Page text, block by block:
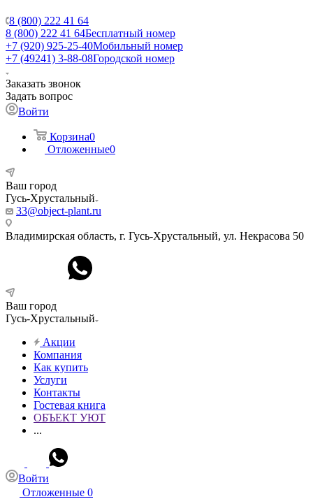
8 (800) 222 41 64
8 (800) 222 41 64Бесплатный номер
+7 (920) 925-25-40Мобильный номер
+7 (49241) 3-88-08Городской номер
Заказать звонок
Задать вопрос
Войти
Корзина0
Отложенные0
Ваш город
Гусь-Хрустальный
33@object-plant.ru
Владимирская область, г. Гусь-Хрустальный, ул. Некрасова 50
Ваш город
Гусь-Хрустальный
Акции
Компания
Как купить
Услуги
Контакты
Гостевая книга
ОБЪЕКТ УЮТ
...
Войти
Отложенные 0